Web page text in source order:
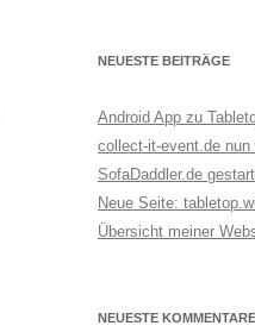
NEUESTE BEITRÄGE
Android App zu
collect-it-event.de nun
SofaDaddler.de
Neue Seite:
Übersicht meiner
NEUESTE KOMMENTARE